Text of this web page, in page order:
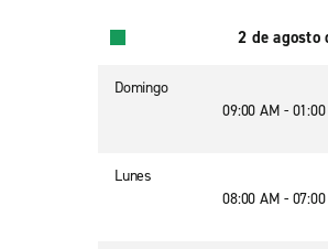
2 de agosto
Domingo
09:00 AM -
Lunes
08:00 AM -